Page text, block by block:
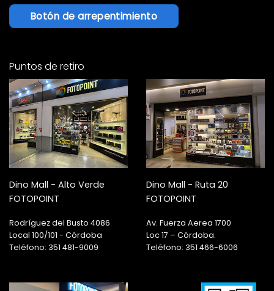
Botón de arrepentimiento
Puntos de retiro
Dino Mall - Alto Verde
FOTOPOINT
Rodríguez del Busto 4086
Local 100/101 - Córdoba
Teléfono: 351 481-9009
Dino Mall - Ruta 20
FOTOPOINT
Av. Fuerza Aerea 1700
Loc 17 – Córdoba.
Teléfono: 351 466-6006